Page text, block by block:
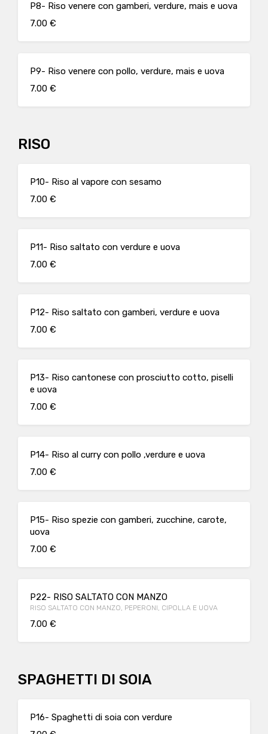
P8- Riso venere con gamberi, verdure, mais e uova
7.00 €
P9- Riso venere con pollo, verdure, mais e uova
7.00 €
RISO
P10- Riso al vapore con sesamo
7.00 €
P11- Riso saltato con verdure e uova
7.00 €
P12- Riso saltato con gamberi, verdure e uova
7.00 €
P13- Riso cantonese con prosciutto cotto, piselli
e uova
7.00 €
P14- Riso al curry con pollo ,verdure e uova
7.00 €
P15- Riso spezie con gamberi, zucchine, carote,
uova
7.00 €
P22- RISO SALTATO CON MANZO
RISO SALTATO CON MANZO, PEPERONI, CIPOLLA E UOVA
7.00 €
SPAGHETTI DI SOIA
P16- Spaghetti di soia con verdure